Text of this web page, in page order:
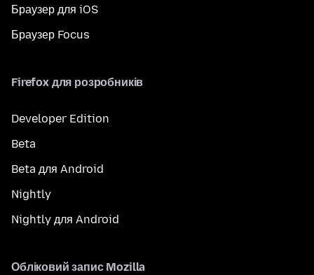
Браузер для iOS
Браузер Focus
Firefox для розробників
Developer Edition
Beta
Beta для Android
Nightly
Nightly для Android
Обліковий запис Mozilla